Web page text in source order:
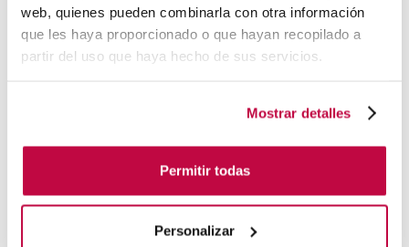
web, quienes pueden combinarla con otra información
que les haya proporcionado o que hayan recopilado a
partir del uso que haya hecho de sus servicios.
Mostrar detalles
Permitir todas
Personalizar
tecnológica del proyecto se lleve a cabo de la mejor
manera posible. Pensemos que, en muchos casos, el
fundador de la startup tiene una gran idea en torno a un
cabo a nivel técnico. Aquí es donde entraría en juego la
figura del CTO.
Cuando empieza a ser muy
importante el organigrama